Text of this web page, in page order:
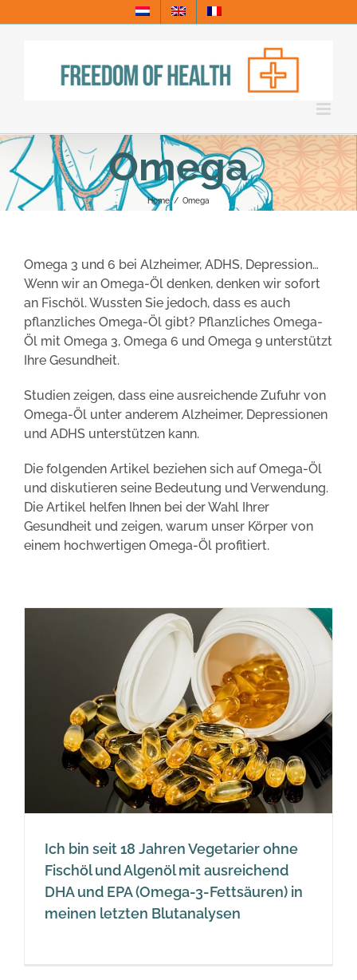
to
Omega
Home / Omega
Omega 3 und 6 bei Alzheimer, ADHS, Depression…
Wenn wir an Omega-Öl denken, denken wir sofort
an Fischöl. Wussten Sie jedoch, dass es auch
pflanzliches Omega-Öl gibt? Pflanzliches Omega-
Öl mit Omega 3, Omega 6 und Omega 9 unterstützt
Ihre Gesundheit.
Studien zeigen, dass eine ausreichende Zufuhr von
Omega-Öl unter anderem Alzheimer, Depressionen
und ADHS unterstützen kann.
Die folgenden Artikel beziehen sich auf Omega-Öl
und diskutieren seine Bedeutung und Verwendung.
Die Artikel helfen Ihnen bei der Wahl Ihrer
Gesundheit und zeigen, warum unser Körper von
einem hochwertigen Omega-Öl profitiert.
Ich bin seit 18 Jahren Vegetarier ohne
Fischöl und Algenöl mit ausreichend
DHA und EPA (Omega-3-Fettsäuren) in
meinen letzten Blutanalysen